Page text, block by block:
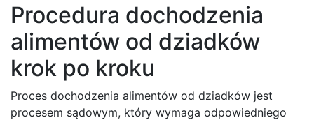
Procedura dochodzenia
alimentów od dziadków
krok po kroku
Proces dochodzenia alimentów od dziadków jest
procesem sądowym, który wymaga odpowiedniego